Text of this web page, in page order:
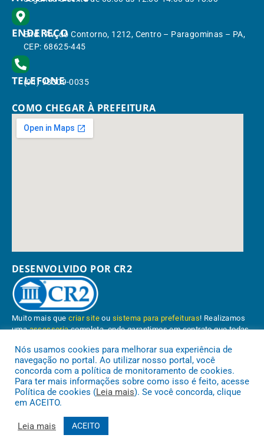
ENDEREÇO
End.: Av. do Contorno, 1212, Centro – Paragominas – PA,
CEP: 68625-445
TELEFONE
(91) 98309-0035
COMO CHEGAR À PREFEITURA
DESENVOLVIDO POR CR2
Muito mais quecriar site ou sistema para prefeituras! Realizamos
umaassessoriacompleta, onde garantimos em contrato que todas
Conheça oPNTP e oRadar da Transparência Pública
Nós usamos cookies para melhorar sua experiência de
navegação no portal. Ao utilizar nosso portal, você
concorda com a política de monitoramento de cookies.
Para ter mais informações sobre como isso é feito, acesse
Política de cookies (Leia mais). Se você concorda, clique
em ACEITO.
Leia mais ACEITO